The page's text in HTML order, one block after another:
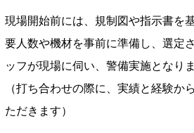
現場開始前には、規制図や指示書を
要人数や機材を事前に準備し、選定
ッフが現場に伺い、警備実施となりま
（打ち合わせの際に、実績と経験か
ただきます）